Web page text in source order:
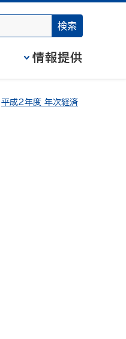
情報提供
平成2年度 年次経済